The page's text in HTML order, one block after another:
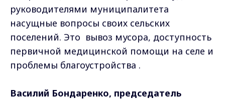
руководителями муниципалитета
насущные вопросы своих сельских
поселений. Это вывоз мусора, доступность
первичной медицинской помощи на селе и
проблемы благоустройства .
Василий Бондаренко, председатель